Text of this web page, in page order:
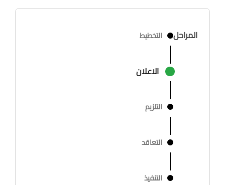
المراحل التخطيط
الاعلان
التلزيم
التعاقد
التنفيذ